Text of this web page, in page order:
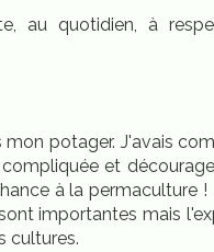
au quotidien, à
potager. J'avais
et
à la permaculture
importantes mais
cultures.